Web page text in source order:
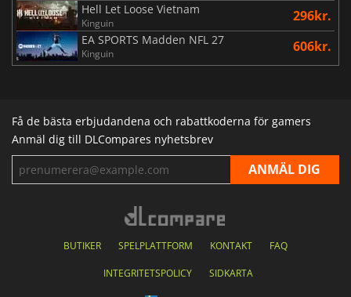
Hell Let Loose Vietnam
Kinguin 296kr.
EA SPORTS Madden NFL 27
Kinguin 606kr.
Få de bästa erbjudandena och rabattkoderna för gamers
Anmäl dig till DLCompares nyhetsbrev
BUTIKER SPELPLATTFORM KONTAKT FAQ
INTEGRITETSPOLICY SIDKARTA